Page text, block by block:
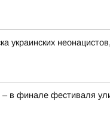
украинских
– в финале фестиваля